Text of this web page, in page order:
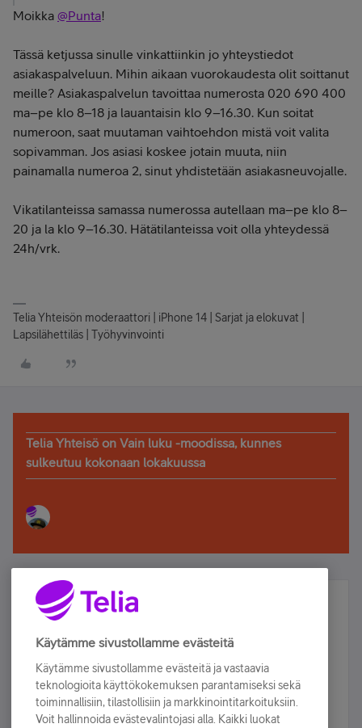
Moikka @Punta!
Tässä ketjussa sinulle vinkattiinkin jo yhteystiedot
asiakaspalveluun. Mihin aikaan vuorokaudesta olit soittanut
meille? Asiakaspalvelun tavoittaa numerosta 020 690 400
ma–pe klo 8–18 ja lauantaisin klo 9–16.30. Kun soitat
numeroon, saat muutaman vaihtoehdon mistä voit valita
sopivamman. Jos asiasi koskee jotain muuta, niin
painamalla numeroa 2, sinut yhdistetään asiakasneuvojalle.
Vikatilanteissa samassa numerossa autellaan ma–pe klo 8–
20 ja la klo 9–16.30. Hätätilanteissa voit olla yhteydessä
24h/vrk.
Telia Yhteisön moderaattori | iPhone 14 | Sarjat ja elokuvat |
Lapsilähettiläs | Työhyvinvointi
Telia Yhteisö on Vain luku -moodissa, kunnes
sulkeutuu kokonaan lokakuussa
Älä jää paitsi – osallistu ja voita!
Tilaa Telian uutiskirje ja olet mukana arvonnassa.
sähköpostiisi.
Tilaa nyt
Käytämme sivustollamme evästeitä
Käytämme sivustollamme evästeitä ja vastaavia
teknologioita käyttökokemuksen parantamiseksi sekä
toiminnallisiin, tilastollisiin ja markkinointitarkoituksiin.
Voit hallinnoida evästevalintojasi alla. Kaikki luokat